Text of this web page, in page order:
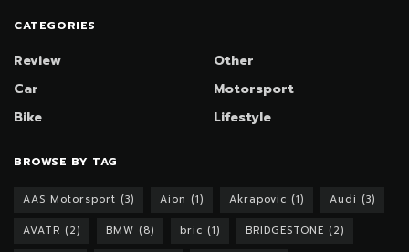
CATEGORIES
Review
Car
Bike
Other
Motorsport
Lifestyle
BROWSE BY TAG
AAS Motorsport (3) Aion (1) Akrapovic (1) Audi (3)
AVATR (2) BMW (8) bric (1) BRIDGESTONE (2)